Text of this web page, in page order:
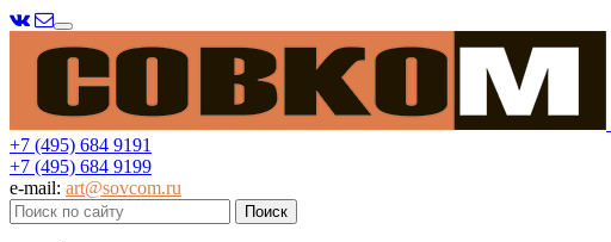
Меню
+7 (495) 684 9191
+7 (495) 684 9199
e-mail: art@sovcom.ru